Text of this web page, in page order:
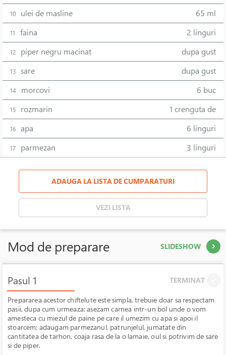
10 ulei de masline 65 ml
11 faina 2 linguri
12 piper negru macinat dupa gust
13 sare dupa gust
14 morcovi 6 buc
15 rozmarin 1 crenguta de
16 apa 6 linguri
17 parmezan 3 linguri
ADAUGA LA LISTA DE CUMPARATURI
VEZI LISTA
Mod de preparare SLIDESHOW
Pasul 1 TERMINAT
Prepararea acestor chiftelute este simpla, trebuie doar sa respectam
pasii, dupa cum urmeaza: asezam carnea intr-un bol unde o vom
amesteca cu miezul de paine pe care il umezim cu apa si apoi il
stoarcem; adaugam parmezanul, patrunjelul, jumatate din
cantitatea de tarhon, coaja rasa de la o lamaie, oul si potrivim de sare
si de piper.